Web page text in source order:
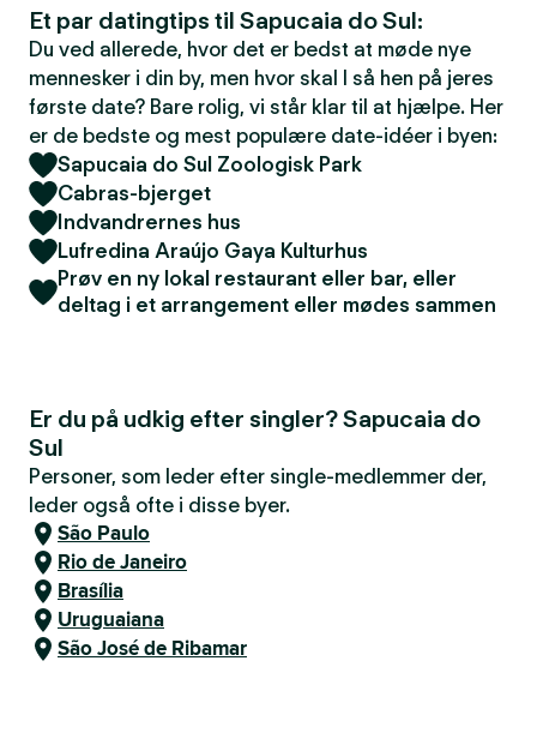
Et par datingtips til Sapucaia do Sul:
Du ved allerede, hvor det er bedst at møde nye
mennesker i din by, men hvor skal I så hen på jeres
første date? Bare rolig, vi står klar til at hjælpe. Her
er de bedste og mest populære date-idéer i byen:
Sapucaia do Sul Zoologisk Park
Cabras-bjerget
Indvandrernes hus
Lufredina Araújo Gaya Kulturhus
Prøv en ny lokal restaurant eller bar, eller
deltag i et arrangement eller mødes sammen
Er du på udkig efter singler? Sapucaia do
Sul
Personer, som leder efter single-medlemmer der,
leder også ofte i disse byer.
São Paulo
Rio de Janeiro
Brasília
Uruguaiana
São José de Ribamar